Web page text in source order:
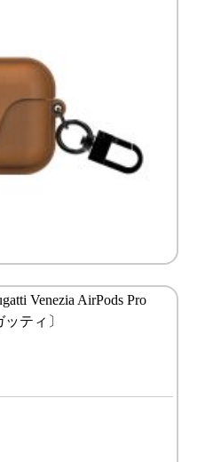
Venezia AirPods Pro
ッティ〕